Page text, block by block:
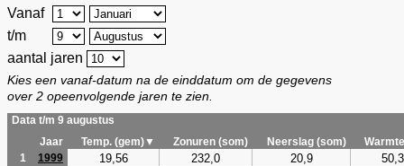
Vanaf
t/m
aantal jaren
Kies een vanaf-datum na de einddatum om de gegevens
over 2 opeenvolgende jaren te zien.
Data t/m 9 augustus
Jaar
Temp. (gem)▼ Zonuren (som) Neerslag (som)
1
1999 19,56 232,0 20,9 50,3